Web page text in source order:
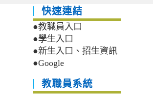
快速連結
●教職員入口
●學生入口
●新生入口、招生資訊
●Google
教職員系統